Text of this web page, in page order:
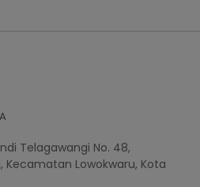
Telagawangi No. 48,
Kecamatan Lowokwaru, Kota